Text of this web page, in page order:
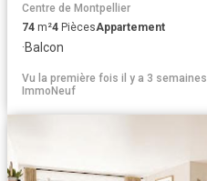
Centre de Montpellier
74 m²4 PiècesAppartement
·Balcon
Vu la première fois il y a 3 semaines
ImmoNeuf